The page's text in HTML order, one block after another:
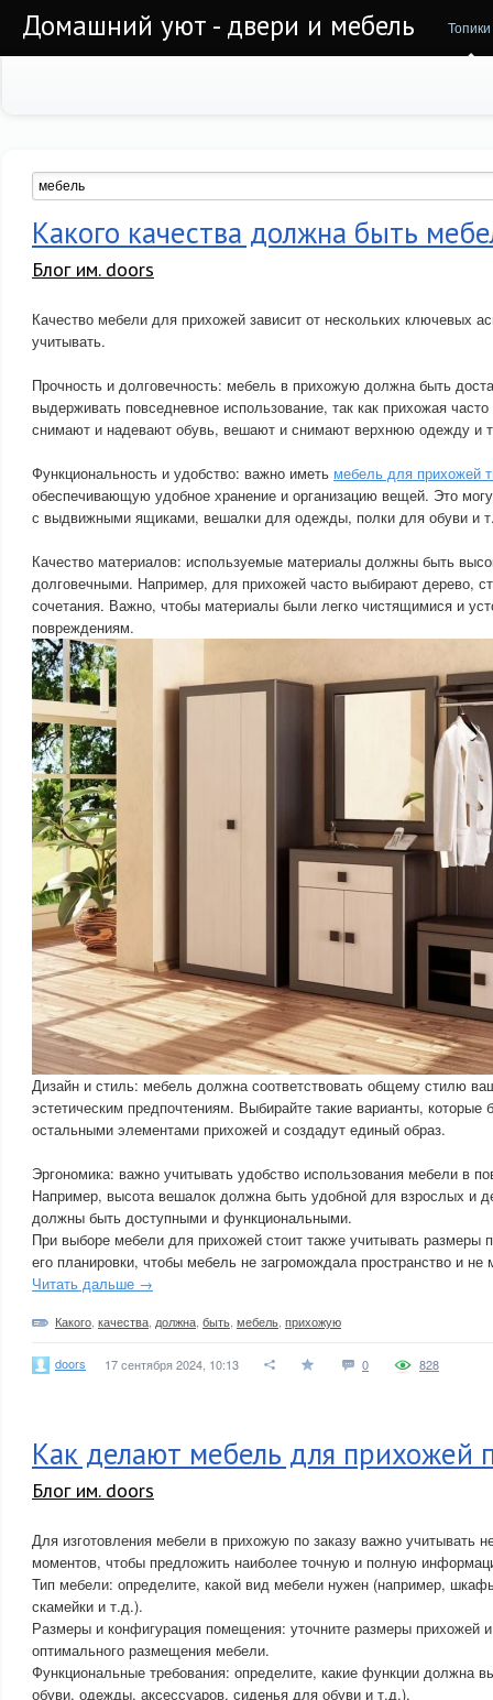
Домашний уют - двери и мебель Топики
Какого качества должна быть
Блог им. doors
Качество мебели для прихожей зависит от нескольких ключевых
учитывать.
Прочность и долговечность: мебель в прихожую должна быть
выдерживать повседневное использование, так как прихожая
снимают и надевают обувь, вешают и снимают верхнюю одежду и
Функциональность и удобство: важно иметь мебель для прихожей
обеспечивающую удобное хранение и организацию вещей. Это
с выдвижными ящиками, вешалки для одежды, полки для обуви и
Качество материалов: используемые материалы должны быть
долговечными. Например, для прихожей часто выбирают дерево,
сочетания. Важно, чтобы материалы были легко чистящимися и
повреждениям.
Дизайн и стиль: мебель должна соответствовать общему стилю
эстетическим предпочтениям. Выбирайте такие варианты, которые
остальными элементами прихожей и создадут единый образ.
Эргономика: важно учитывать удобство использования мебели в
Например, высота вешалок должна быть удобной для взрослых и
должны быть доступными и функциональными.
При выборе мебели для прихожей стоит также учитывать размеры
его планировки, чтобы мебель не загромождала пространство и
Читать дальше →
Какого качества должна быть мебель прихожую
doors 17 сентября 2024, 10:13 0 828
Как делают мебель для прихожей
Блог им. doors
Для изготовления мебели в прихожую по заказу важно учитывать
моментов, чтобы предложить наиболее точную и полную
Тип мебели: определите, какой вид мебели нужен (например,
скамейки и т.д.).
Размеры и конфигурация помещения: уточните размеры прихожей
оптимального размещения мебели.
Функциональные требования: определите, какие функции должна
обуви, одежды, аксессуаров, сиденья для обуви и т.д.).